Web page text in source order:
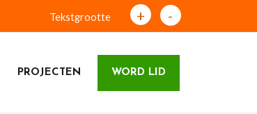
Tekstgrootte + -
PROJECTEN WORD LID